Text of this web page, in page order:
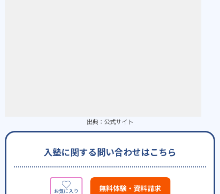
出典： 公式サイト
入塾に関する問い合わせはこちら
無料体験・資料請求